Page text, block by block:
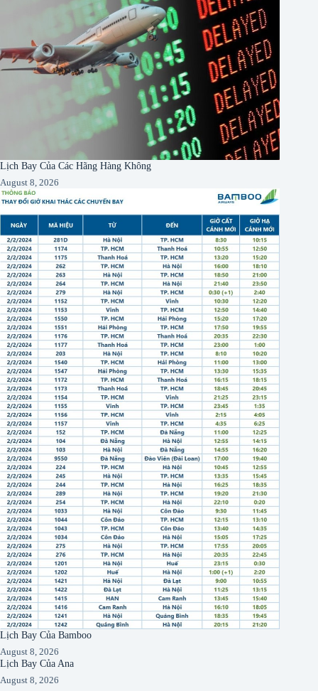
Lịch Bay Của Các Hãng Hàng Không
August 8, 2026
Lịch Bay Của Bamboo
August 8, 2026
Lịch Bay Của Ana
August 8, 2026